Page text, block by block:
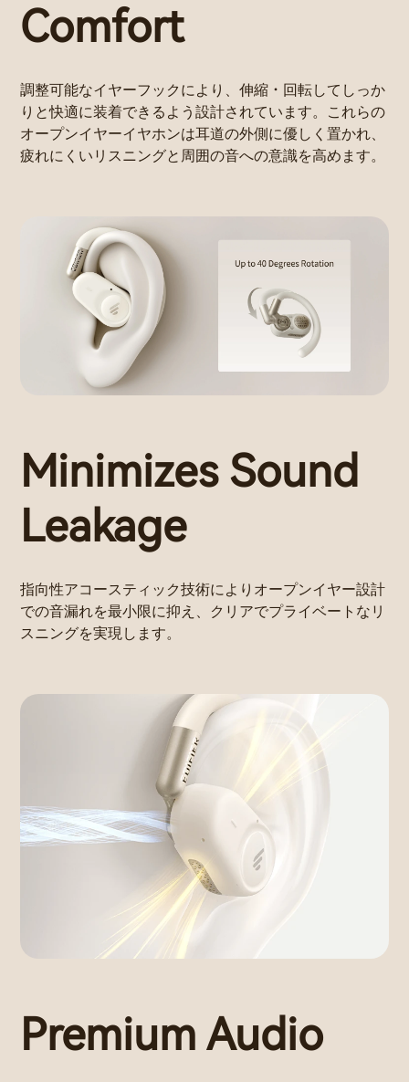
Comfort
調整可能なイヤーフックにより、伸縮・回転してしっか
りと快適に装着できるよう設計されています。これらの
オープンイヤーイヤホンは耳道の外側に優しく置かれ、
疲れにくいリスニングと周囲の音への意識を高めます。
Minimizes Sound
Leakage
指向性アコースティック技術によりオープンイヤー設計
での音漏れを最小限に抑え、クリアでプライベートなリ
スニングを実現します。
Premium Audio